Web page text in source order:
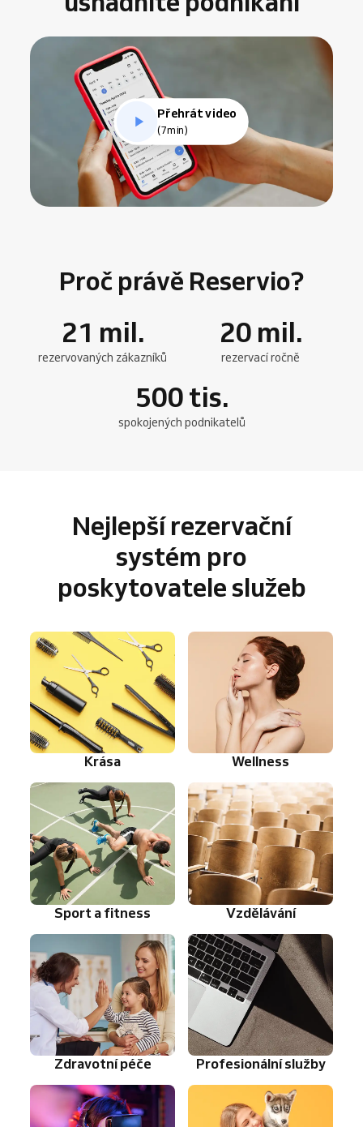
Přehrát video
(7min)
Proč právě Reservio?
21 mil.
rezervovaných zákazníků
20 mil.
rezervací ročně
500tis.
spokojených podnikatelů
Nejlepší rezervační
systém pro
poskytovatele služeb
Krása Wellness
Sport a fitness Vzdělávání
Zdravotní péče Profesionální služby